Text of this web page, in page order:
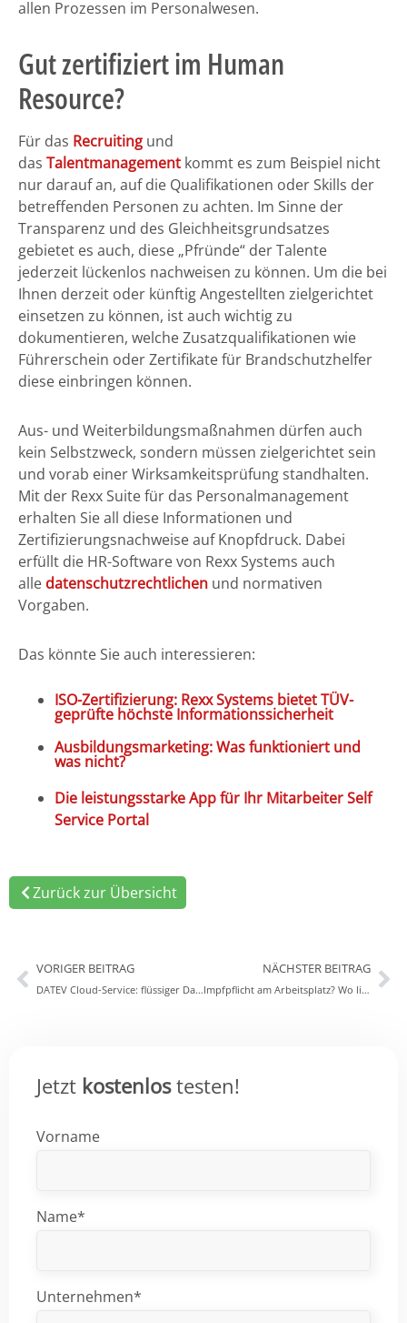
allen Prozessen im Personalwesen.
Gut zertifiziert im Human
Resource?
Für das Recruiting und
das Talentmanagement kommt es zum Beispiel nicht
nur darauf an, auf die Qualifikationen oder Skills der
betreffenden Personen zu achten. Im Sinne der
Transparenz und des Gleichheitsgrundsatzes
gebietet es auch, diese „Pfründe“ der Talente
jederzeit lückenlos nachweisen zu können. Um die bei
Ihnen derzeit oder künftig Angestellten zielgerichtet
einsetzen zu können, ist auch wichtig zu
dokumentieren, welche Zusatzqualifikationen wie
Führerschein oder Zertifikate für Brandschutzhelfer
diese einbringen können.
Aus- und Weiterbildungsmaßnahmen dürfen auch
kein Selbstzweck, sondern müssen zielgerichtet sein
und vorab einer Wirksamkeitsprüfung standhalten.
Mit der Rexx Suite für das Personalmanagement
erhalten Sie all diese Informationen und
Zertifizierungsnachweise auf Knopfdruck. Dabei
erfüllt die HR-Software von Rexx Systems auch
alle datenschutzrechtlichen und normativen
Vorgaben.
Das könnte Sie auch interessieren:
ISO-Zertifizierung: Rexx Systems bietet TÜV-
geprüfte höchste Informationssicherheit
Ausbildungsmarketing: Was funktioniert und
was nicht?
Die leistungsstarke App für Ihr Mitarbeiter Self
Service Portal
Zurück zur Übersicht
VORIGER BEITRAG
DATEV Cloud-Service: flüssiger Datenaustausch zwischen Unternehmen und Steuerberater
NÄCHSTER BEITRAG
Impfpflicht am Arbeitsplatz? Wo liegen die Grenzen?
Jetzt kostenlostesten!
Vorname
Name*
Unternehmen*